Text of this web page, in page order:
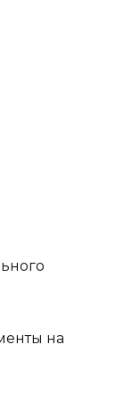
на